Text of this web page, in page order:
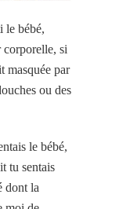
le bébé,
corporelle, si
masquée par
ou des
le bébé,
tu sentais
dont la